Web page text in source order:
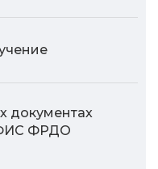
документах
ФИС ФРДО